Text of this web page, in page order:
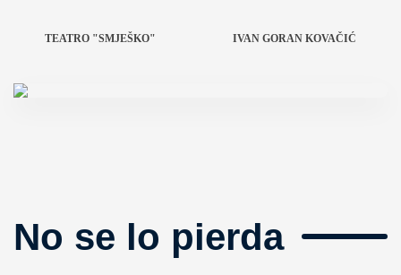
TEATRO "SMJEŠKO" IVAN GORAN KOVAČIĆ
No se lo pierda